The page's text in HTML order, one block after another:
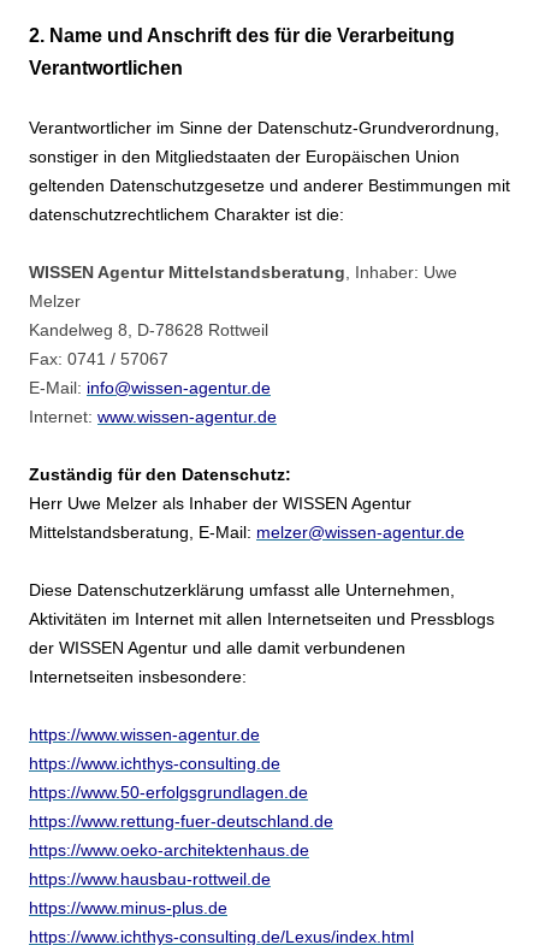
2. Name und Anschrift des für die Verarbeitung
Verantwortlichen
Verantwortlicher im Sinne der Datenschutz-Grundverordnung,
sonstiger in den Mitgliedstaaten der Europäischen Union
geltenden Datenschutzgesetze und anderer Bestimmungen mit
datenschutzrechtlichem Charakter ist die:
WISSEN Agentur Mittelstandsberatung , Inhaber: Uwe
Melzer
Kandelweg 8, D-78628 Rottweil
Fax: 0741 / 57067
E-Mail: info@wissen-agentur.de
Internet: www.wissen-agentur.de
Zuständig für den Datenschutz:
Herr Uwe Melzer als Inhaber der WISSEN Agentur
Mittelstandsberatung, E-Mail: melzer@wissen-agentur.de
Diese Datenschutzerklärung umfasst alle Unternehmen,
Aktivitäten im Internet mit allen Internetseiten und Pressblogs
der WISSEN Agentur und alle damit verbundenen
Internetseiten insbesondere:
https://www.wissen-agentur.de
https://www.ichthys-consulting.de
https://www.50-erfolgsgrundlagen.de
https://www.rettung-fuer-deutschland.de
https://www.oeko-architektenhaus.de
https://www.hausbau-rottweil.de
https://www.minus-plus.de
https://www.ichthys-consulting.de/Lexus/index.html